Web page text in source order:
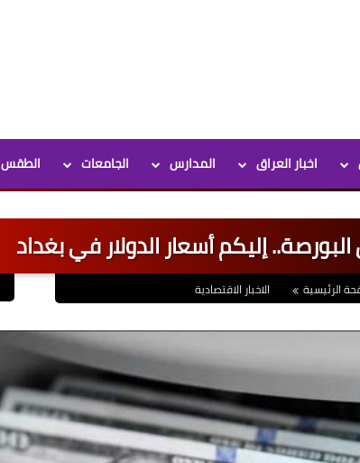
اخبار العراق المدارس الجامعات الطقس
إليكم أسعار الدولار في بغداد
الرئيسية الاخبار الاقتصادية